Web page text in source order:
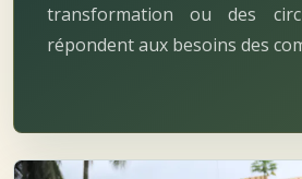
transformation ou des
répondent aux besoins des